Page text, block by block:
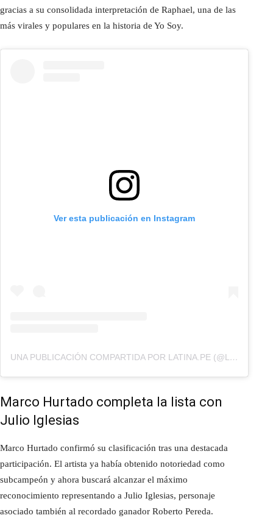
gracias a su consolidada interpretación de Raphael, una de las
más virales y populares en la historia de Yo Soy.
Ver esta publicación en Instagram
UNA PUBLICACIÓN COMPARTIDA POR LATINA.PE (@LATINA.PE)
Marco Hurtado completa la lista con
Julio Iglesias
Marco Hurtado confirmó su clasificación tras una destacada
participación. El artista ya había obtenido notoriedad como
subcampeón y ahora buscará alcanzar el máximo
reconocimiento representando a Julio Iglesias, personaje
asociado también al recordado ganador Roberto Pereda.